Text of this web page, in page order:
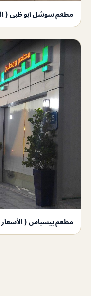
مطعم سوشل ابو ظبى (
مطعم بيسباس ( الأسعار